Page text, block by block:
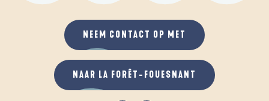
NEEM CONTACT OP MET
NAAR LA FORÊT-FOUESNANT